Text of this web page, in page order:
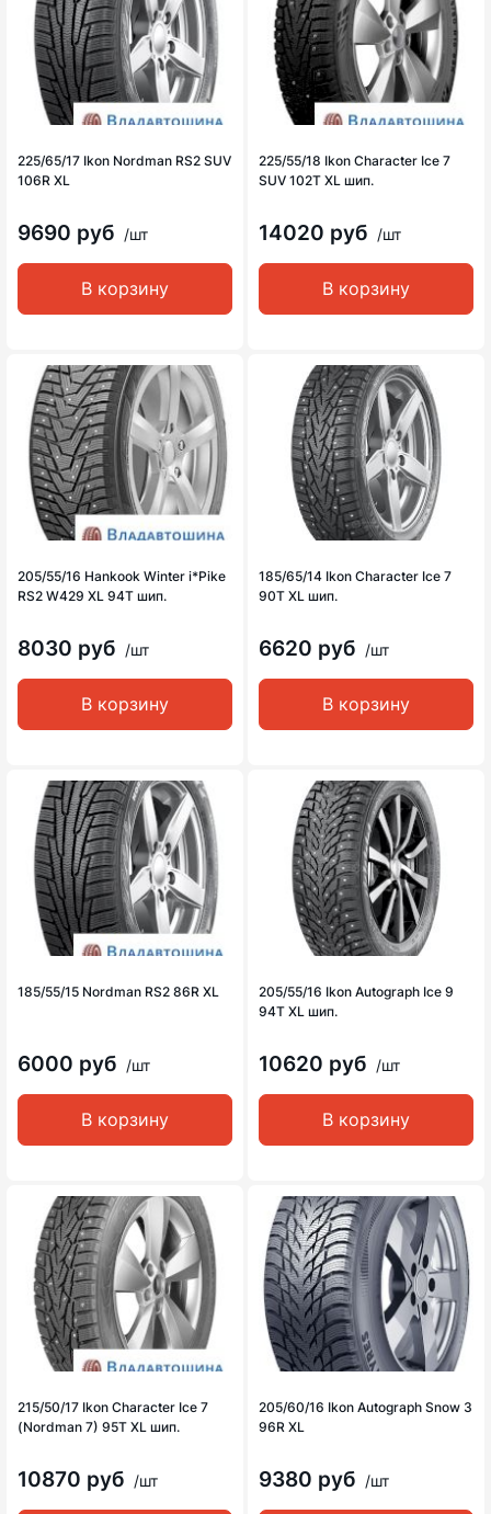
225/65/17 Ikon Nordman RS2 SUV
106R XL
9690 руб /шт
В корзину
225/55/18 Ikon Character Ice 7
SUV 102T XL шип.
14020 руб /шт
В корзину
205/55/16 Hankook Winter i*Pike
RS2 W429 XL 94T шип.
8030 руб /шт
В корзину
185/65/14 Ikon Character Ice 7
90T XL шип.
6620 руб /шт
В корзину
185/55/15 Nordman RS2 86R XL
6000 руб /шт
В корзину
205/55/16 Ikon Autograph Ice 9
94T XL шип.
10620 руб /шт
В корзину
215/50/17 Ikon Character Ice 7
(Nordman 7) 95T XL шип.
10870 руб /шт
205/60/16 Ikon Autograph Snow 3
96R XL
9380 руб /шт